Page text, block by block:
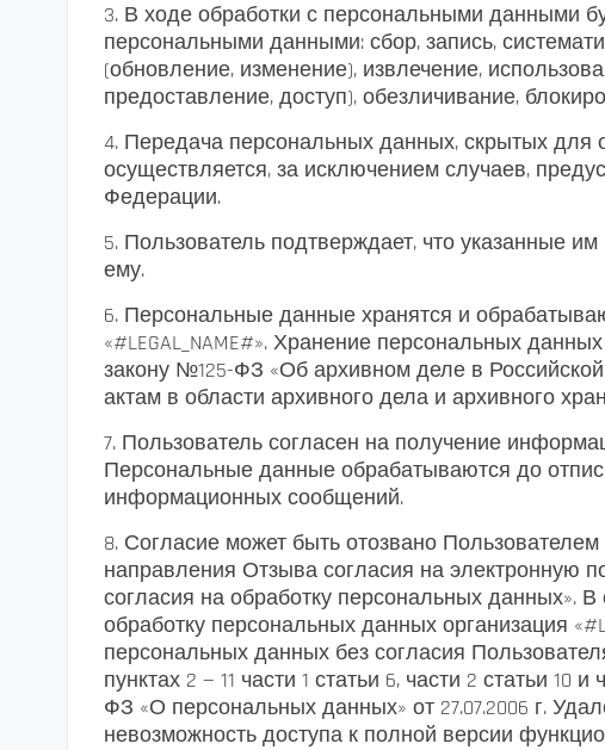
3. В ходе обработки с персональными данными
персональными данными: сбор, запись,
(обновление, изменение), извлечение,
предоставление, доступ), обезличивание,
4. Передача персональных данных, скрытых для
осуществляется, за исключением случаев,
Федерации.
5. Пользователь подтверждает, что указанные
ему.
6. Персональные данные хранятся и
«#LEGAL_NAME#». Хранение персональных
закону №125-ФЗ «Об архивном деле в
актам в области архивного дела и архивного
7. Пользователь согласен на получение
Персональные данные обрабатываются до
информационных сообщений.
8. Согласие может быть отозвано
направления Отзыва согласия на электронную
согласия на обработку персональных данных».
обработку персональных данных организация
персональных данных без согласия
пунктах 2 — 11 части 1 статьи 6, части 2 статьи 10
ФЗ «О персональных данных» от 27.07.2006 г.
невозможность доступа к полной версии